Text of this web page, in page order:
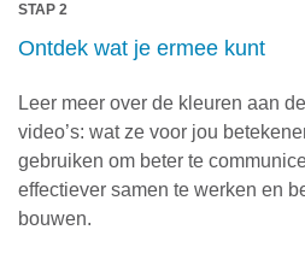
STAP 2
Ontdek wat je ermee kunt
Leer meer over de kleuren aan
video’s: wat ze voor jou
gebruiken om beter te
effectiever samen te werken en
bouwen.